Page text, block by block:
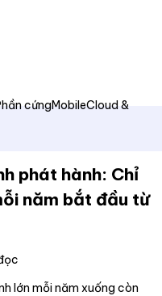
cứngMobileCloud &
phát hành: Chỉ
năm bắt đầu từ
lớn mỗi năm xuống còn